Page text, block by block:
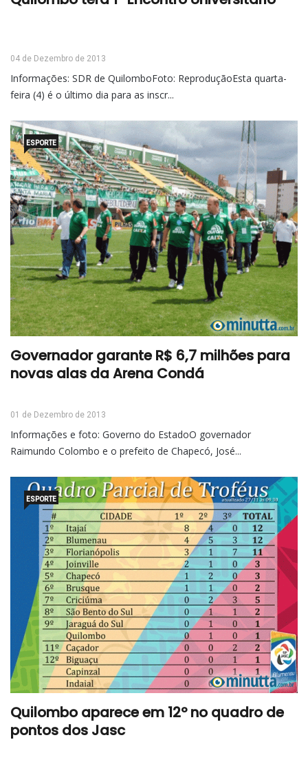
04 de Dezembro de 2013
Informações: SDR de QuilomboFoto: ReproduçãoEsta quarta-
feira (4) é o último dia para as inscr...
ESPORTE
Governador garante R$ 6,7 milhões para
novas alas da Arena Condá
01 de Dezembro de 2013
Informações e foto: Governo do EstadoO governador
Raimundo Colombo e o prefeito de Chapecó, José...
ESPORTE
Quilombo aparece em 12º no quadro de
pontos dos Jasc